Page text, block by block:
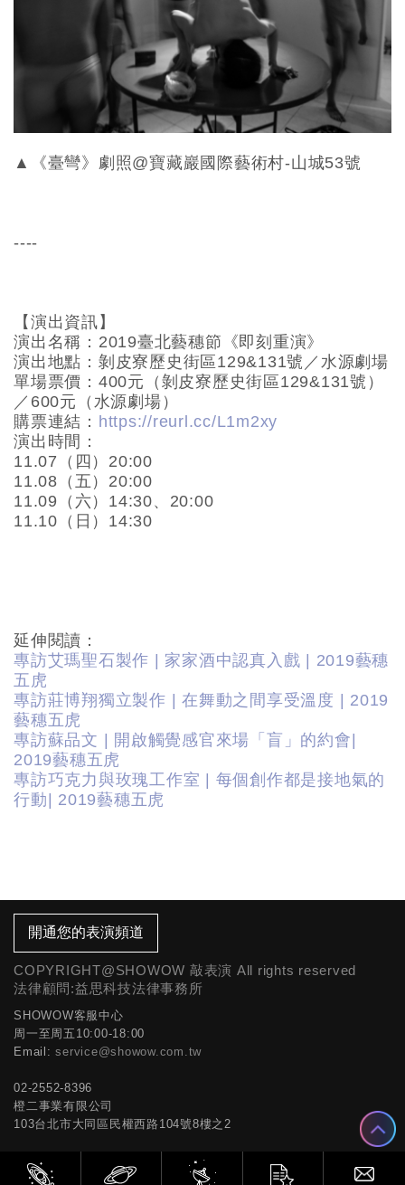
▲《臺彎》劇照@寶藏巖國際藝術村-山城53號
----
【演出資訊】
演出名稱：2019臺北藝穗節《即刻重演》
演出地點：剝皮寮歷史街區129&131號／水源劇場
單場票價：400元（剝皮寮歷史街區129&131號）
／600元（水源劇場）
購票連結： https://reurl.cc/L1m2xy
演出時間：
11.07（四）20:00
11.08（五）20:00
11.09（六）14:30、20:00
11.10（日）14:30
延伸閱讀：
專訪艾瑪聖石製作 | 家家酒中認真入戲 | 2019藝穗
五虎
專訪莊博翔獨立製作 | 在舞動之間享受溫度 | 2019
藝穗五虎
專訪蘇品文 | 開啟觸覺感官來場「盲」的約會|
2019藝穗五虎
專訪巧克力與玫瑰工作室 | 每個創作都是接地氣的
行動| 2019藝穗五虎
開通您的表演頻道
COPYRIGHT@SHOWOW 敲表演 All rights reserved
法律顧問:益思科技法律事務所
SHOWOW客服中心
周一至周五10:00-18:00
Email:service@showow.com.tw
02-2552-8396
橙二事業有限公司
103台北市大同區民權西路104號8樓之2